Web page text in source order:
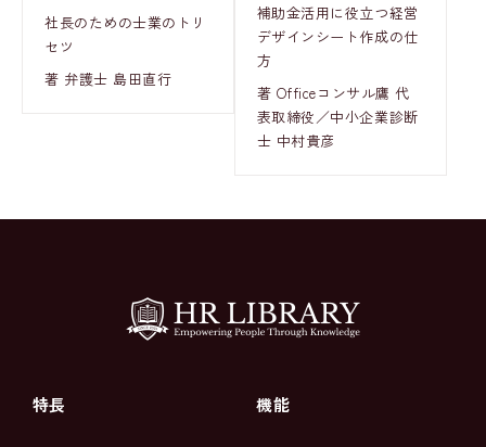
社長のための士業のトリ
セツ
著 弁護士 島田直行
補助金活用に役立つ経営
デザインシート作成の仕
方
著 Officeコンサル鷹 代
表取締役／中小企業診断
士 中村貴彦
特長 機能